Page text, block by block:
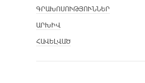
ԳՐԱԽՈՍՈՒԹՅՈՒՆՆԵՐ
ԱՐԽԻՎ
ՀԱՎԵԼՎԱԾ